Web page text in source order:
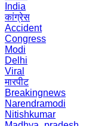
India
कांग्रेस
Accident
Congress
Modi
Delhi
Viral
मारपीट
Breakingnews
Narendramodi
Nitishkumar